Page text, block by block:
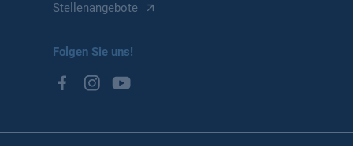
Stellenangebote
Folgen Sie uns!